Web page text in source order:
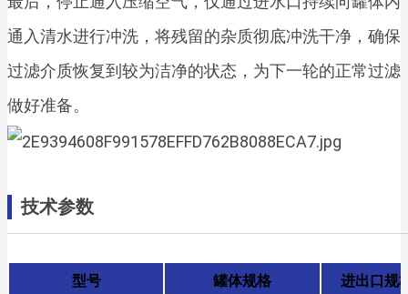
通入清水进行冲洗，将残留的杂质彻底冲洗干净，确保
过滤介质恢复到较为洁净的状态，为下一轮的正常过滤
做好准备。
技术参数
型号 罐体规格 进出口规